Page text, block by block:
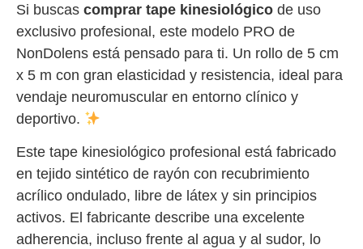
Si buscas comprar tape kinesiológico de uso
exclusivo profesional, este modelo PRO de
NonDolens está pensado para ti. Un rollo de 5 cm
x 5 m con gran elasticidad y resistencia, ideal para
vendaje neuromuscular en entorno clínico y
deportivo.
Este tape kinesiológico profesional está fabricado
en tejido sintético de rayón con recubrimiento
acrílico ondulado, libre de látex y sin principios
activos. El fabricante describe una excelente
adherencia, incluso frente al agua y al sudor, lo